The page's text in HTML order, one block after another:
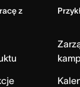
z